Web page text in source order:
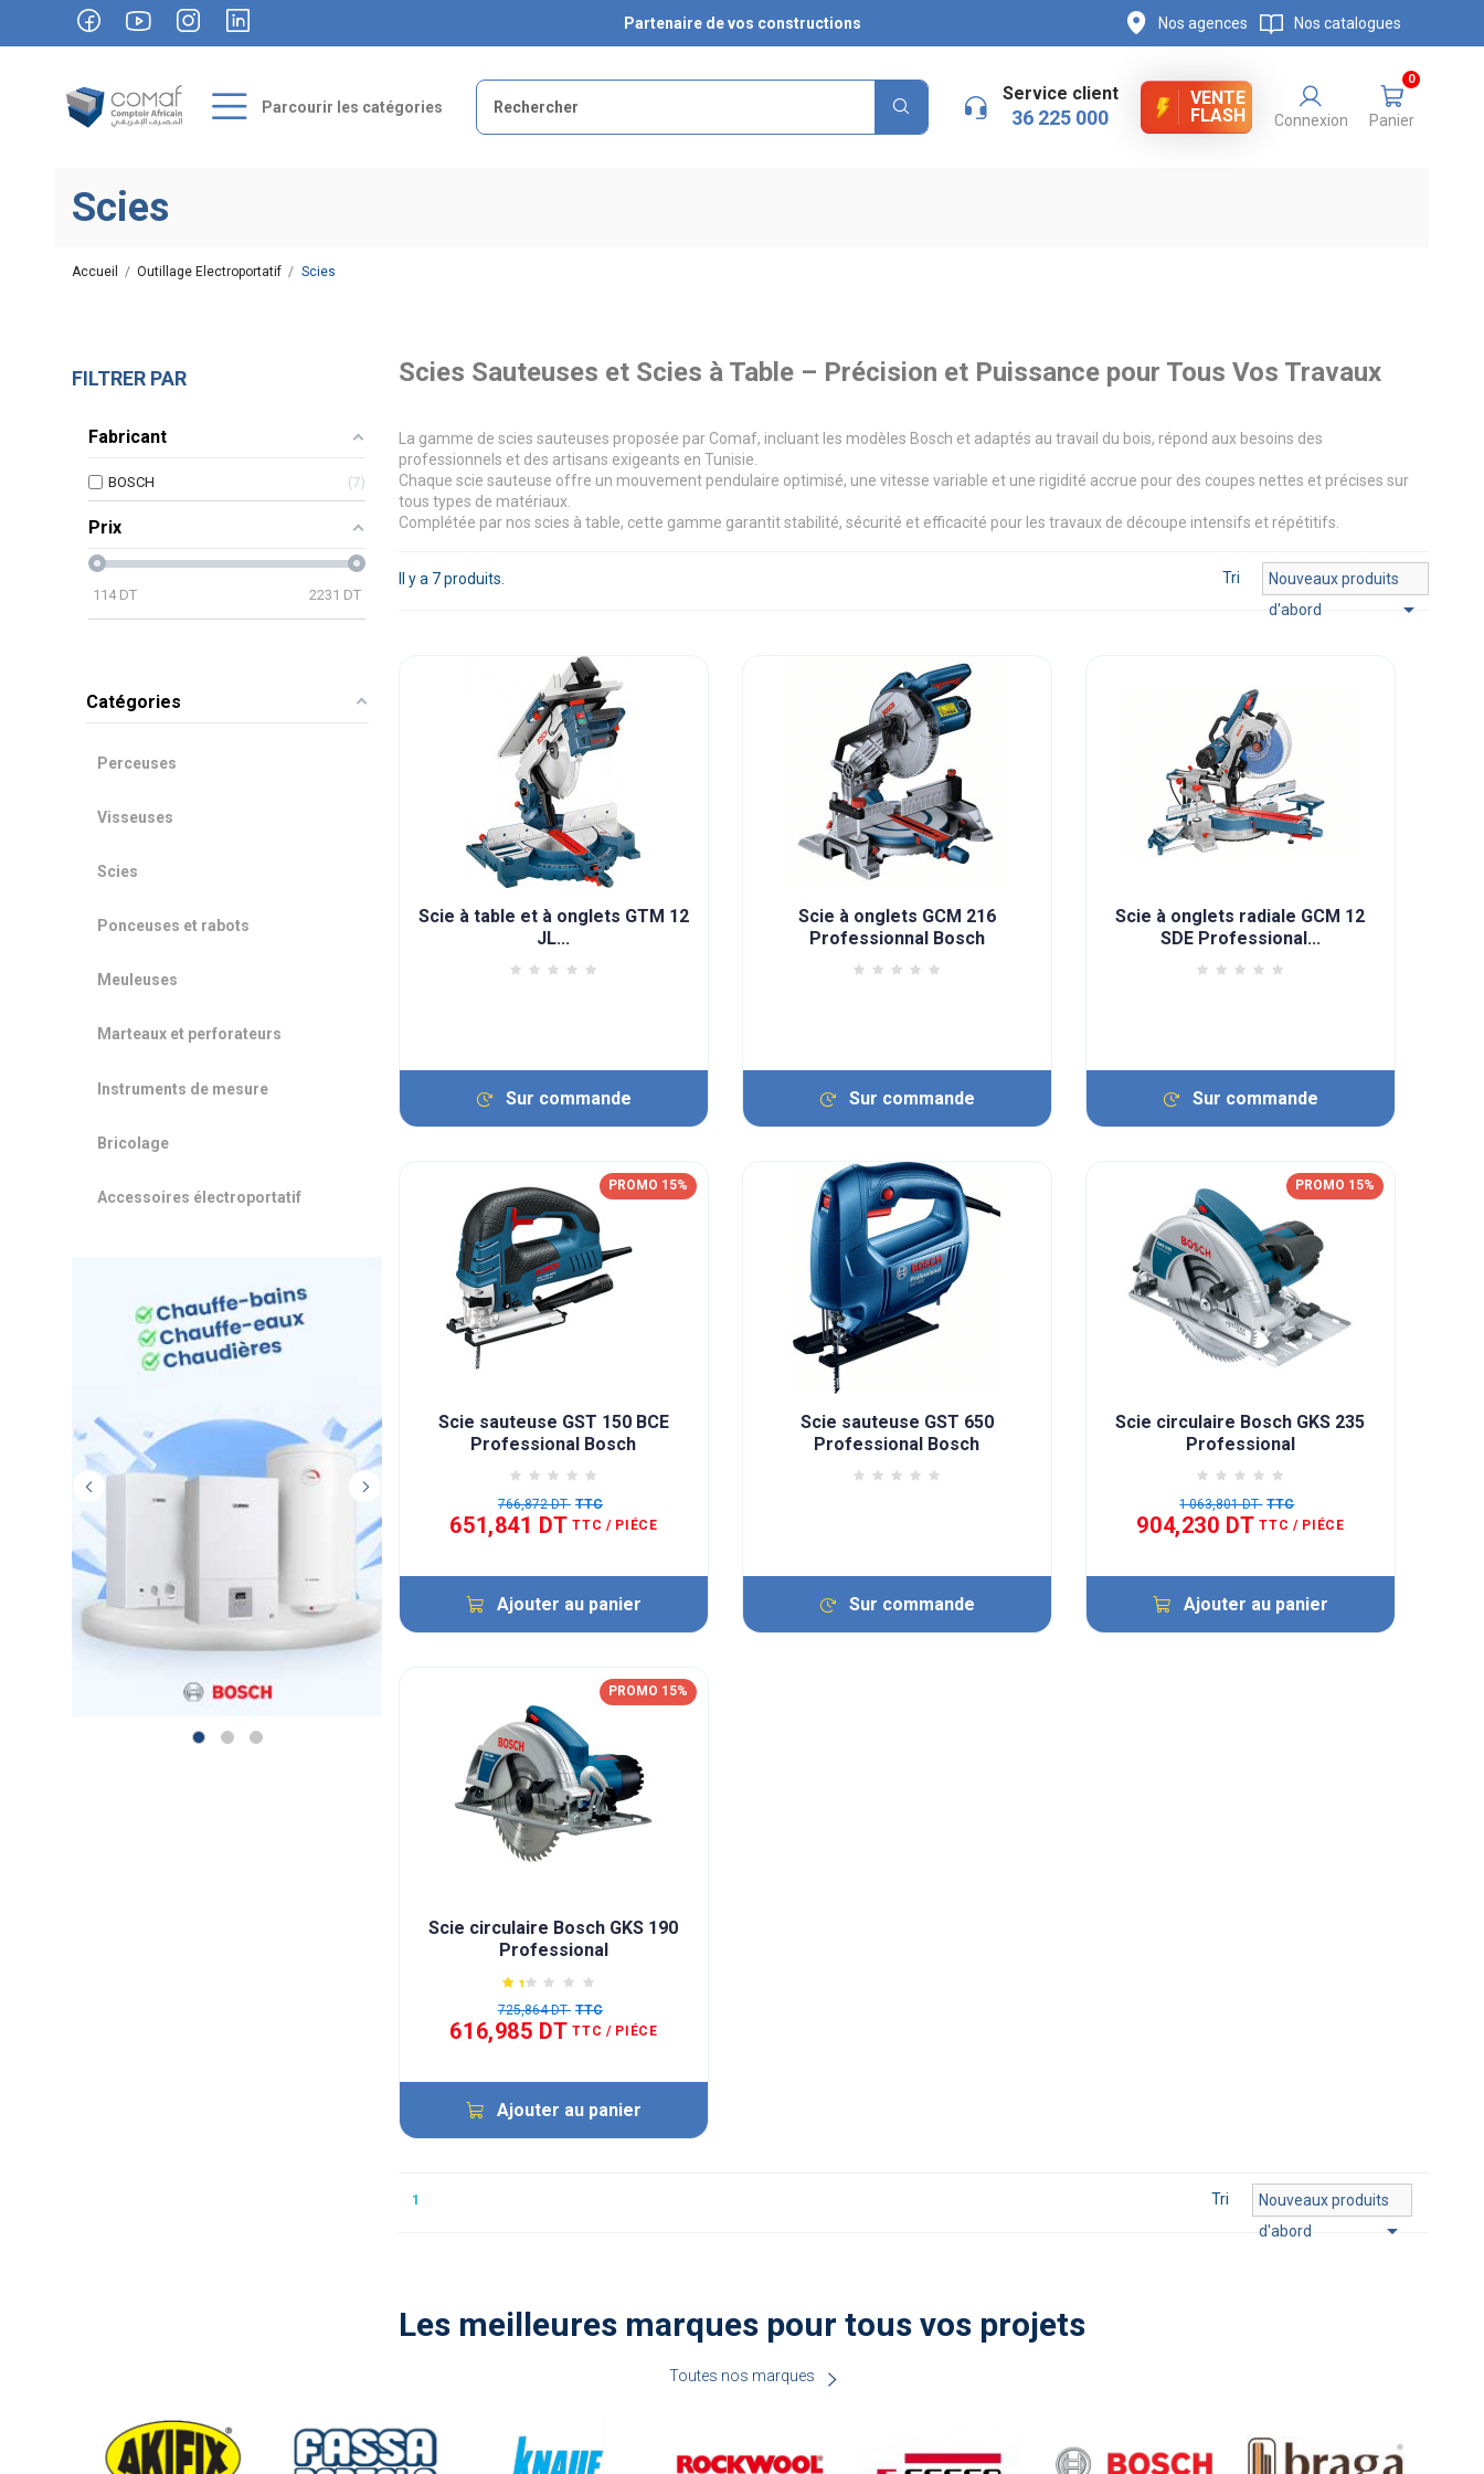
Partenaire de vos constructions Nos agences Nos catalogues
Parcourir les catégories
Service client
36 225 000
VENTE
FLASH
Connexion Panier
0
Scies
Accueil Outillage Electroportatif Scies
FILTRER PAR
Fabricant
BOSCH 7
Prix
114DT 2231 DT
Catégories
Perceuses
Visseuses
Scies
Ponceuses et rabots
Meuleuses
Marteaux et perforateurs
Instruments de mesure
Bricolage
Accessoires électroportatif
Scies Sauteuses et Scies à Table – Précision et Puissance pour Tous Vos Travaux
La gamme de scies sauteuses proposée par Comaf, incluant les modèles Bosch et adaptés au travail du bois, répond aux besoins des
professionnels et des artisans exigeants en Tunisie.
Chaque scie sauteuse offre un mouvement pendulaire optimisé, une vitesse variable et une rigidité accrue pour des coupes nettes et précises sur
tous types de matériaux.
Complétée par nos scies à table, cette gamme garantit stabilité, sécurité et efficacité pour les travaux de découpe intensifs et répétitifs.
Il y a 7 produits. Tri
Nouveaux produits
d'abord

Scie à table et à onglets GTM 12
JL...
Sur commande
Scie à onglets GCM 216
Professionnal Bosch
Sur commande
Scie à onglets radiale GCM 12
SDE Professional...
Sur commande
PROMO 15%
Scie sauteuse GST 150 BCE
Professional Bosch
766,872 DT TTC
651,841 DT TTC / PIÉCE
Ajouter au panier
Scie sauteuse GST 650
Professional Bosch
Sur commande
PROMO 15%
Scie circulaire Bosch GKS 235
Professional
1 063,801 DT TTC
904,230 DT TTC / PIÉCE
Ajouter au panier
PROMO 15%
Scie circulaire Bosch GKS 190
Professional
725,864 DT TTC
616,985 DT TTC / PIÉCE
Ajouter au panier
1 Tri
Nouveaux produits
d'abord

Les meilleures marques pour tous vos projets
Toutes nos marques